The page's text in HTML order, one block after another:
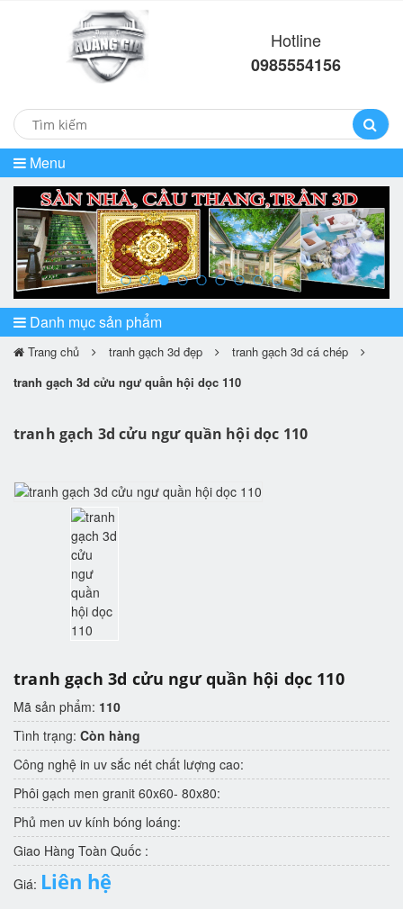
Hotline
0985554156
Menu
prev
Danh mục sản phẩm
Trang chủ tranh gạch 3d đẹp
tranh gạch 3d cá chép
tranh gạch 3d cửu ngư quần hội dọc 110
tranh gạch 3d cửu ngư quần hội dọc 110
tranh gạch 3d cửu ngư quần hội dọc 110
Mã sản phẩm: 110
Tình trạng: Còn hàng
Công nghệ in uv sắc nét chất lượng cao:
Phôi gạch men granit 60x60- 80x80:
Phủ men uv kính bóng loáng:
Giao Hàng Toàn Quốc :
Giá: Liên hệ